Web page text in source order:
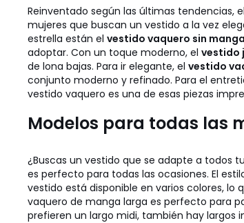
Reinventado según las últimas tendencias, el
mujeres que buscan un vestido a la vez
estrella están el vestido vaquero sin
adoptar. Con un toque moderno, el vestido
de lona bajas. Para ir elegante, el vestido
conjunto moderno y refinado. Para el
vestido vaquero es una de esas piezas
Modelos para todas las
¿Buscas un vestido que se adapte a todos
es perfecto para todas las ocasiones. El
vestido está disponible en varios colores,
vaquero de manga larga es perfecto para
prefieren un largo midi, también hay